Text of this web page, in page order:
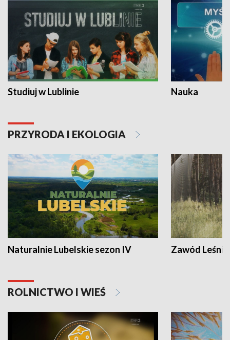
Studiuj w Lublinie Nauka
PRZYRODA I EKOLOGIA
Naturalnie Lubelskie sezon IV Zawód Leśnik
ROLNICTWO I WIEŚ